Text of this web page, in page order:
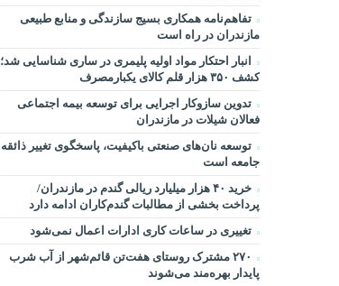
تفاهم‌نامه همکاری بسیج سازندگی و منابع طبیعی
مازندران در راه است
انبار احتکار مواد اولیه پلیمری در ساری شناسایی شد؛
کشف ۳۵۰ هزار قلم کالای یکبارمصرف
تدوین سازوکار اجرایی برای توسعه بیمه اجتماعی
فعالان شیلات در مازندران
توسعه نان‌های صنعتی باکیفیت، پاسخگوی تغییر ذائقه
جامعه است
خرید ۴۰ هزار میلیارد ریالی گندم در مازندران/
پرداخت بخشی از مطالبات گندم‌کاران ادامه دارد
تغییری در ساعات کاری ادارات اعمال نمی‌شود
۲۷۰ مشترک روستای هفت‌تن قائم‌شهر از آب شرب
پایدار بهره‌مند می‌شوند